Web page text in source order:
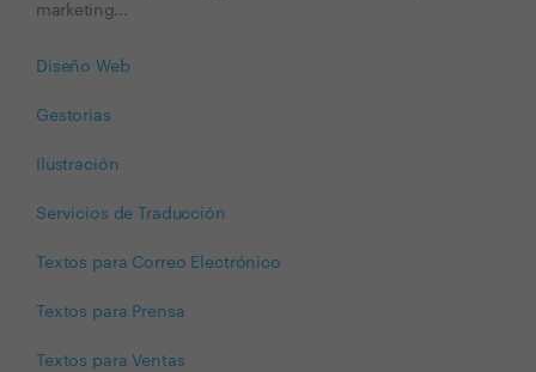
marketing...
Diseño Web
Gestorias
Ilustración
Servicios de Traducción
Textos para Correo Electrónico
Textos para Prensa
Textos para Ventas